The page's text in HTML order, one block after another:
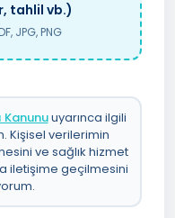
tahlil vb.)
JPG, PNG
Kanunuuyarınca ilgili
Kişisel verilerimin
ve sağlık hizmet
iletişime geçilmesini